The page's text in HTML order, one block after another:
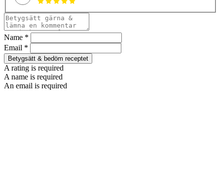
Name *
Email *
Betygsätt & bedöm receptet
A rating is required
A name is required
An email is required